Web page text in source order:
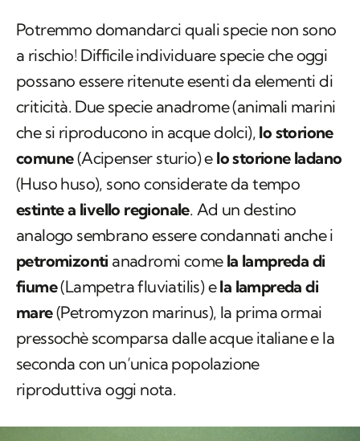
Potremmo domandarci quali specie non sono
a rischio! Difficile individuare specie che oggi
possano essere ritenute esenti da elementi di
criticità. Due specie anadrome (animali marini
che si riproducono in acque dolci), lo storione
comune(Acipenser sturio) e lo storione ladano
(Huso huso), sono considerate da tempo
estinte a livello regionale. Ad un destino
analogo sembrano essere condannati anche i
petromizonti anadromi come la lampreda di
fiume(Lampetra fluviatilis) ela lampreda di
mare(Petromyzon marinus), la prima ormai
pressochè scomparsa dalle acque italiane e la
seconda con un’unica popolazione
riproduttiva oggi nota.